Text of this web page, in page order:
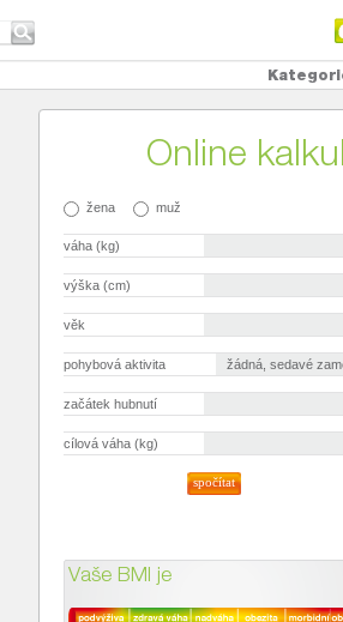
Online
žena muž
váha (kg)
výška (cm)
věk
pohybová aktivita
začátek hubnutí
cílová váha (kg)
spočítat
Vaše BMI je